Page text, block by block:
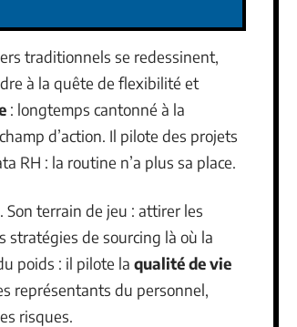
traditionnels se redessinent,
à la quête de flexibilité et
: longtemps cantonné à la
d’action. Il pilote des projets
RH : la routine n’a plus sa place.
Son terrain de jeu : attirer les
stratégies de sourcing là où la
poids : il pilote la qualité de vie
représentants du personnel,
risques.